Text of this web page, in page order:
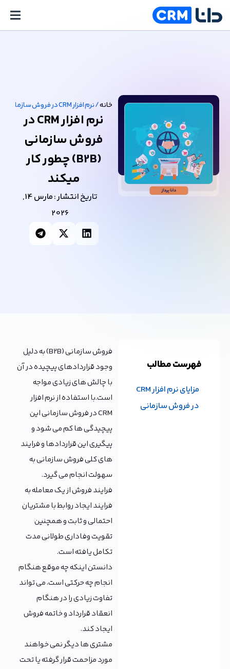
خانه/نرم افزار CRM در فروش سازمانی (B2B) چطور کار میکند
نرم افزار CRM در
فروش سازمانی
(B2B) چطور کار
میکند
تاریخ انتشار :
مارس 14,
2026
فروش سازمانی (B2B) به دلیل
وجود قراردادهای پیچیده در آن
با چالش های زیادی مواجه
است.با استفاده از نرم افزار
CRM در فروش سازمانی این
پیچیدگی ها کم می شود و
پیگیری این قراردادها و فرایند
های کلی فروش سازمانی به
سهولت انجام می گیرد.
فرایند فروش از یک معامله به
فرایند ایجاد روابط با مشتریان
احتمالی و ثابت و همچنین
تقویت وفاداری طولانی مدت
تکامل یافته است.
دانستن اینکه چه موقع هنگام
انجام چه حرکتی است، می تواند
تفاوت زیادی را در هنگام
انعقاد قرارداد و خاتمه فروش
ایجاد کند.
مشتری ها دیگر نمی خواهند
مورد مزاحمت قرار گرفته یا تحت
فهرست مطالب
مزایای نرم افزار CRM
در فروش سازمانی